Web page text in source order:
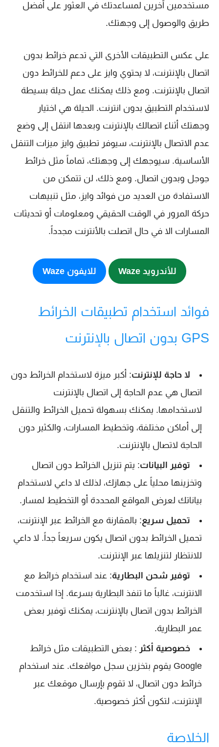
مستخدمين آخرين لمساعدتك في العثور على أفضل
طريق والوصول إلى وجهتك.
على عكس التطبيقات الأخرى التي تدعم خرائط بدون
اتصال بالإنترنت، لا يحتوي وايز على دعم للخرائط دون
اتصال بالإنترنت. ومع ذلك يمكنك عمل حيلة بسيطة
لاستخدام التطبيق بدون انترنت. الحيلة هي اختيار
وجهتك أثناء اتصالك بالإنترنت وبعدها انتقل إلى وضع
عدم الاتصال بالإنترنت، سيوفر تطبيق وايز ميزات التنقل
الأساسية. سيوجهك إلى وجهتك، تماماً مثل خرائط
جوجل وبدون اتصال. ومع ذلك، لن تتمكن من
الاستفادة من العديد من فوائد وايز، مثل تنبيهات
حركة المرور في الوقت الحقيقي ومعلومات أو تحديثات
المسارات الا في حال اتصلت بالأنترنت مجدداً.
للأندرويد Waze للايفون Waze
فوائد استخدام تطبيقات الخرائط
GPS بدون اتصال بالإنترنت
لا حاجة للإنترنت: أكبر ميزة لاستخدام الخرائط دون
اتصال هي عدم الحاجة إلى اتصال بالإنترنت
لاستخدامها. يمكنك بسهولة تحميل الخرائط والتنقل
إلى أماكن مختلفة، وتخطيط المسارات، والكثير دون
الحاجة لاتصال بالإنترنت.
توفير البيانات: يتم تنزيل الخرائط دون اتصال
وتخزينها محلياً على جهازك، لذلك لا داعي لاستخدام
بياناتك لعرض المواقع المحددة أو التخطيط لمسار.
تحميل سريع: بالمقارنة مع الخرائط عبر الإنترنت،
تحميل الخرائط بدون اتصال يكون سريعاً جداً. لا داعي
للانتظار لتنزيلها عبر الإنترنت.
توفير شحن البطارية: عند استخدام خرائط مع
الانترنت، غالباً ما تنفذ البطارية بسرعة. إذا استخدمت
الخرائط بدون اتصال بالإنترنت، يمكنك توفير بعض
عمر البطارية.
خصوصية أكثر : بعض التطبيقات مثل خرائط
Google يقوم بتخزين سجل مواقعك. عند استخدام
خرائط دون اتصال، لا تقوم بإرسال موقعك عبر
الإنترنت، لتكون أكثر خصوصية.
الخلاصة